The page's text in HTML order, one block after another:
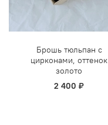
Брошь тюльпан с
цирконами, оттенок
золото
2 400 ₽